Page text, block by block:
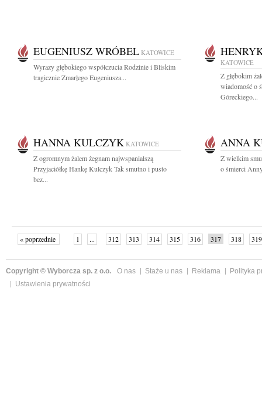
EUGENIUSZ WRÓBEL KATOWICE
Wyrazy głębokiego współczucia Rodzinie i Bliskim
tragicznie Zmarłego Eugeniusza...
KATOWICE
Z głębokim
wiadomość o
Góreckiego...
HANNA KULCZYK KATOWICE
Z ogromnym żalem żegnam najwspanialszą
Przyjaciółkę Hankę Kulczyk Tak smutno i pusto
bez...
ANNA
Z wielkim
o śmierci
« poprzednie 1 ... 312 313 314 315 316 317 318
319
Copyright © Wyborcza sp. z o.o. O nas Staże u nas Reklama
Polityka
Ustawienia prywatności